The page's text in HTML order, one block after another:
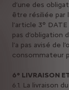
d’une des
être résiliée par
l’article 3°
pas
l’a pas avisé de
consommateur
6° LIVRAISON
6.1. La livraison